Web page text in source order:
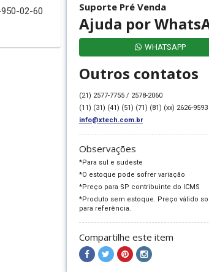
02-60 Suporte Pré Venda
Ajuda por
WHATSAPP
Outros contatos
(21) 2577-7755 / 2578-2060
(11) (31) (41) (51) (71) (81) (xx) 2626-9593
info@xtech.com.br
Observações
*Para sul e sudeste
*O estoque pode sofrer variação
*Preço para SP contribuinte do ICMS
*Produto sem estoque. Preço válido
para referência.
Compartilhe este item
CompartilharCompartilhar
Compartilhar
Compartilhar